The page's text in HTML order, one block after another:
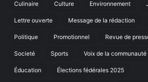
marche
Laval
Culinaire Culture Environnement
Lettre ouverte Message de la rédaction
Politique Promotionnel Revue de
Societé Sports Voix de la communauté
Éducation Élections fédérales 2025